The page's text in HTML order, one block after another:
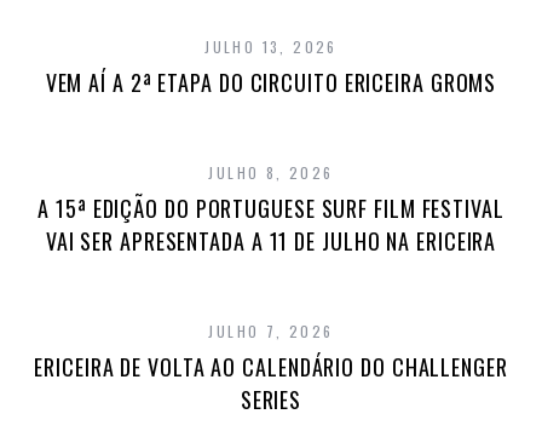
JULHO 13, 2026
VEM AÍ A 2ª ETAPA DO CIRCUITO ERICEIRA GROMS
JULHO 8, 2026
A 15ª EDIÇÃO DO PORTUGUESE SURF FILM FESTIVAL
VAI SER APRESENTADA A 11 DE JULHO NA ERICEIRA
JULHO 7, 2026
ERICEIRA DE VOLTA AO CALENDÁRIO DO CHALLENGER
SERIES